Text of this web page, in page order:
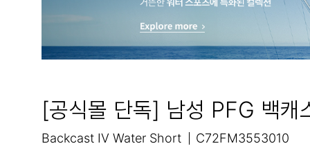
[공식몰 단독] 남성 PFG 백캐
Backcast IV Water Short C72FM3553010